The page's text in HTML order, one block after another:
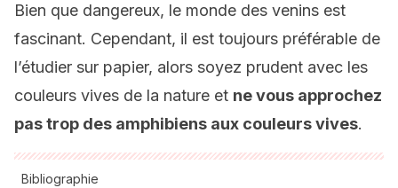
Bien que dangereux, le monde des venins est
fascinant. Cependant, il est toujours préférable de
l’étudier sur papier, alors soyez prudent avec les
couleurs vives de la nature et ne vous approchez
pas trop des amphibiens aux couleurs vives.
Bibliographie